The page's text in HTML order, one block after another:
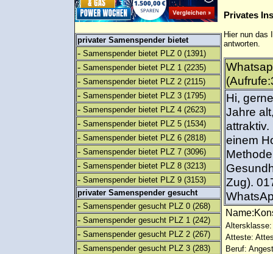
privater Samenspender bietet
- Samenspender bietet PLZ 0 (1391)
- Samenspender bietet PLZ 1 (2235)
- Samenspender bietet PLZ 2 (2115)
- Samenspender bietet PLZ 3 (1795)
- Samenspender bietet PLZ 4 (2623)
- Samenspender bietet PLZ 5 (1534)
- Samenspender bietet PLZ 6 (2818)
- Samenspender bietet PLZ 7 (3096)
- Samenspender bietet PLZ 8 (3213)
- Samenspender bietet PLZ 9 (3153)
privater Samenspender gesucht
- Samenspender gesucht PLZ 0 (268)
- Samenspender gesucht PLZ 1 (242)
- Samenspender gesucht PLZ 2 (267)
- Samenspender gesucht PLZ 3 (283)
Privates
Hier nun das
antworten.
Hi,
Jahre
einem
Zug).
Altersklasse:
Atteste:
Beruf: